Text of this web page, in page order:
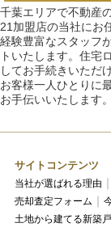
千葉エリアで不動産
21加盟店の当社にお
経験豊富なスタッフ
トいたします。住宅
してお手続きいただ
お客様一人ひとりに
お手伝いいたします。
サイトコンテンツ
当社が選ばれる理由
売却査定フォーム
土地から建てる新築